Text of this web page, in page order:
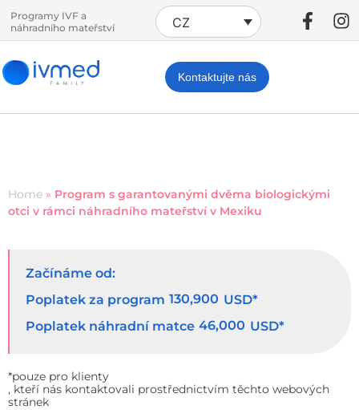
Programy IVF a
náhradního mateřství
CZ
Kontaktujte nás
Home » Program s garantovanými dvěma biologickými
otci v rámci náhradního mateřství v Mexiku
Začínáme od:
Poplatek za program 130,900 USD*
Poplatek náhradní matce 46,000 USD*
*pouze pro klienty
, kteří nás kontaktovali prostřednictvím těchto webových
stránek